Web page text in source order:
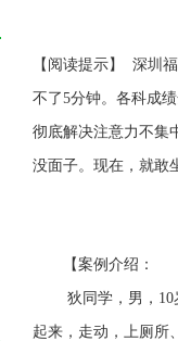
【阅读提示】深圳
不了5分钟。各科成
彻底解决注意力不集
没面子。现在，就敢
【案例介绍：
狄同学，男， 10
起来，走动，上厕所